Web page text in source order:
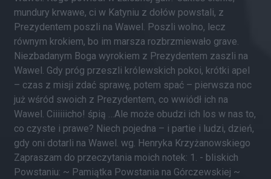
mundury krwawe, ci w Katyniu z dołów powstali, z
Prezydentem poszli na Wawel. Poszli wolno, lecz
równym krokiem, bo im marsza rozbrzmiewało grave.
Niezbadanym Boga wyrokiem z Prezydentem zaszli na
Wawel. Gdy próg przeszli królewskich pokoi, krótki apel
– czas z misji zdać sprawę, potem spać – pierwsza noc
już wśród swoich z Prezydentem, co wwiódł ich na
Wawel. Ciiiiiicho! śpią …Ale może obudzi ich los w nas to,
co czyste i prawe? Niech pojedna – i partie i ludzi, dzień,
gdy oni dotarli na Wawel. wg. Henryka Krzyżanowskiego
Zapraszam do przeczytania moich notek: 1. - bliskich
Powstaniu: ~ Pamiątka Powstania na Górczewskiej ~